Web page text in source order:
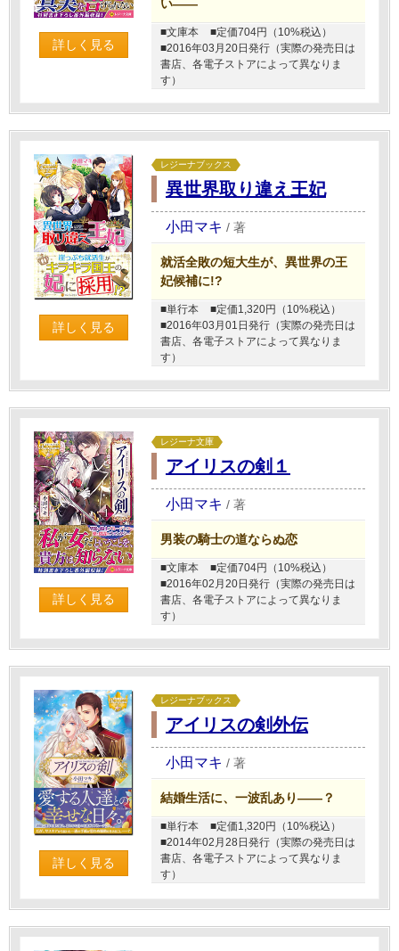
詳しく見る
い――
■文庫本
■定価704円（10%税込）
■2016年03月20日発行（実際の発売日は
書店、各電子ストアによって異なりま
す）
詳しく見る
レジーナブックス
異世界取り違え王妃
小田マキ / 著
就活全敗の短大生が、異世界の王
妃候補に!?
■単行本
■定価1,320円（10%税込）
■2016年03月01日発行（実際の発売日は
書店、各電子ストアによって異なりま
す）
詳しく見る
レジーナ文庫
アイリスの剣１
小田マキ / 著
男装の騎士の道ならぬ恋
■文庫本
■定価704円（10%税込）
■2016年02月20日発行（実際の発売日は
書店、各電子ストアによって異なりま
す）
詳しく見る
レジーナブックス
アイリスの剣外伝
小田マキ / 著
結婚生活に、一波乱あり――？
■単行本
■定価1,320円（10%税込）
■2014年02月28日発行（実際の発売日は
書店、各電子ストアによって異なりま
す）